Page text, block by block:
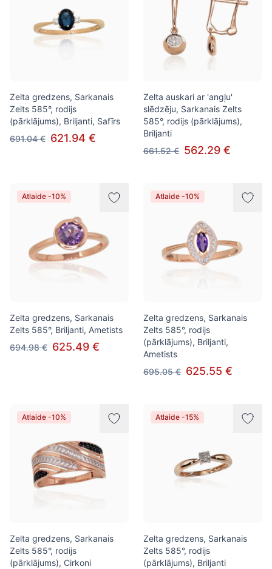
Zelta gredzens, Sarkanais
Zelts 585°, rodijs
(pārklājums), Briljanti, Safīrs
691.04 € 621.94 €
Zelta auskari ar 'angļu'
slēdzēju, Sarkanais Zelts
585°, rodijs (pārklājums),
Briljanti
661.52 € 562.29 €
Atlaide -10%
Zelta gredzens, Sarkanais
Zelts 585°, Briljanti, Ametists
694.98 € 625.49 €
Atlaide -10%
Zelta gredzens, Sarkanais
Zelts 585°, rodijs
(pārklājums), Briljanti,
Ametists
695.05 € 625.55 €
Atlaide -10%
Zelta gredzens, Sarkanais
Zelts 585°, rodijs
(pārklājums), Cirkoni
Atlaide -15%
Zelta gredzens, Sarkanais
Zelts 585°, rodijs
(pārklājums), Briljanti